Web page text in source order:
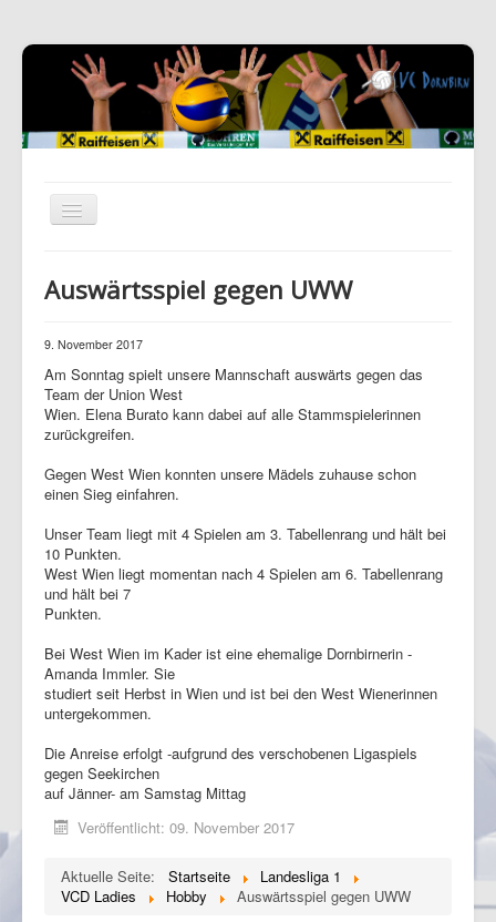
Auswärtsspiel gegen UWW
9. November 2017
Am Sonntag spielt unsere Mannschaft auswärts gegen das
Team der Union West
Wien. Elena Burato kann dabei auf alle Stammspielerinnen
zurückgreifen.
Gegen West Wien konnten unsere Mädels zuhause schon
einen Sieg einfahren.
Unser Team liegt mit 4 Spielen am 3. Tabellenrang und hält bei
10 Punkten.
West Wien liegt momentan nach 4 Spielen am 6. Tabellenrang
und hält bei 7
Punkten.
Bei West Wien im Kader ist eine ehemalige Dornbirnerin -
Amanda Immler. Sie
studiert seit Herbst in Wien und ist bei den West Wienerinnen
untergekommen.
Die Anreise erfolgt -aufgrund des verschobenen Ligaspiels
gegen Seekirchen
auf Jänner- am Samstag Mittag
Veröffentlicht: 09. November 2017
Aktuelle Seite: Startseite
Landesliga 1
VCD Ladies
Hobby Auswärtsspiel gegen UWW